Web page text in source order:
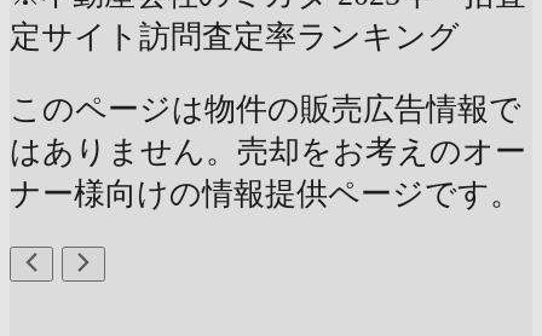
定サイト訪問査定率ランキング
このページは物件の販売広告情報で
はありません。売却をお考えのオー
ナー様向けの情報提供ページです。